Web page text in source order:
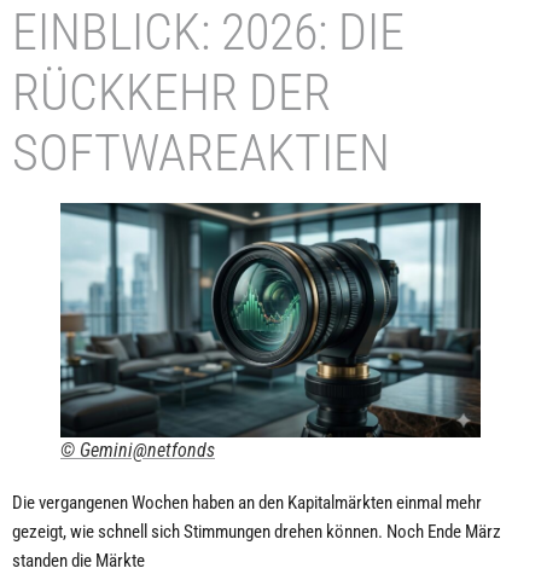
EINBLICK: 2026: DIE
RÜCKKEHR DER
SOFTWAREAKTIEN
© Gemini@netfonds
Die vergangenen Wochen haben an den Kapitalmärkten einmal mehr
gezeigt, wie schnell sich Stimmungen drehen können. Noch Ende März
standen die Märkte